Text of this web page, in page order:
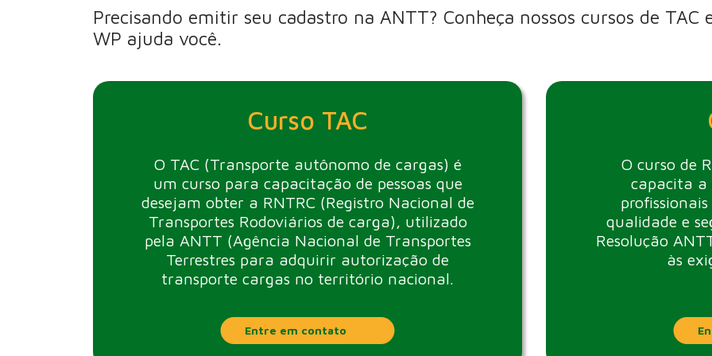
Precisando emitir seu cadastro na ANTT? Conheça nossos cursos de TAC
WP ajuda você.
Curso TAC
O TAC (Transporte autônomo de cargas) é
um curso para capacitação de pessoas que
desejam obter a RNTRC (Registro Nacional de
Transportes Rodoviários de carga), utilizado
pela ANTT (Agência Nacional de Transportes
Terrestres para adquirir autorização de
transporte cargas no território nacional.
Entre em contato
O curso de
capacita a
qualidade e
Resolução
às